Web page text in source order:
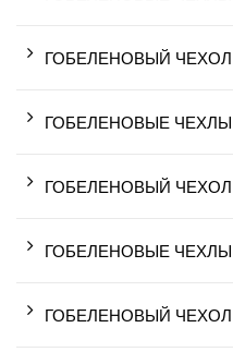
ГОБЕЛЕНОВЫЙ ЧЕХОЛ
ГОБЕЛЕНОВЫЕ ЧЕХЛЫ
ГОБЕЛЕНОВЫЙ ЧЕХОЛ
ГОБЕЛЕНОВЫЕ ЧЕХЛЫ
ГОБЕЛЕНОВЫЙ ЧЕХОЛ